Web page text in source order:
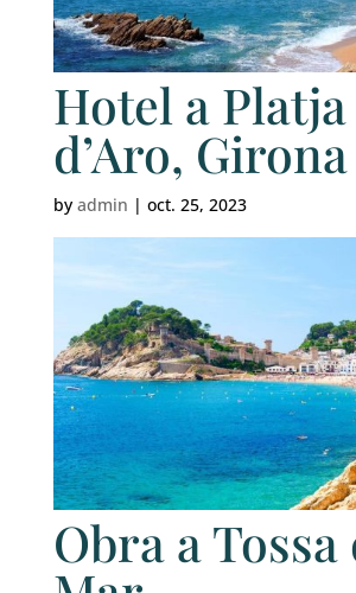
Hotel a Platja
d’Aro, Girona
by admin | oct. 25, 2023
Obra a Tossa